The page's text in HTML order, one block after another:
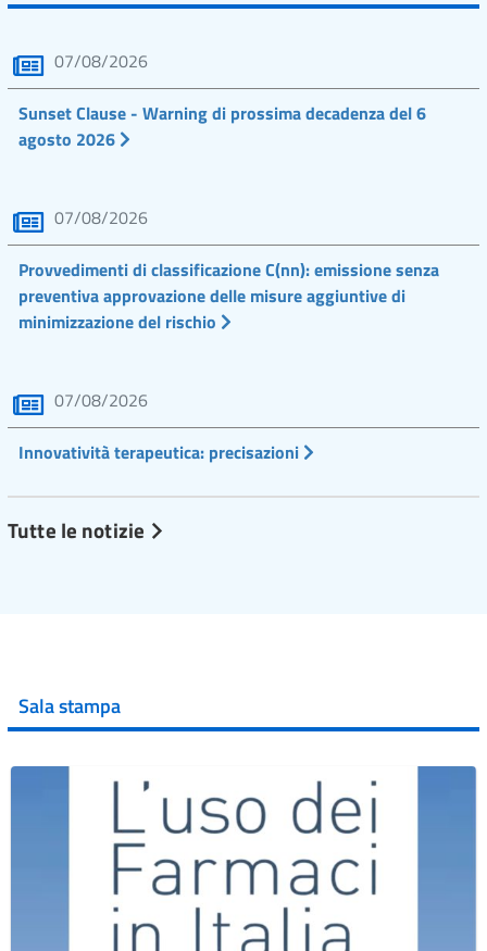
07/08/2026
Sunset Clause - Warning di prossima decadenza del 6
agosto 2026
07/08/2026
Provvedimenti di classificazione C(nn): emissione senza
preventiva approvazione delle misure aggiuntive di
minimizzazione del rischio
07/08/2026
Innovatività terapeutica: precisazioni
Tutte le notizie
Sala stampa